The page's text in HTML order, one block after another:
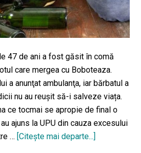
47 de ani a fost găsit în comă
care mergea cu Boboteaza.
a anunţat ambulanţa, iar bărbatul a
nu au reuşit să-i salveze viața.
ce tocmai se apropie de final o
ajuns la UPU din cauza excesului
… [Citeşte mai departe...]